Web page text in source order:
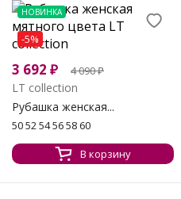
НОВИНКА
-5%
3 692 ₽ 4 090₽
LT collection
Рубашка женская...
50 52 54 56 58 60
В корзину